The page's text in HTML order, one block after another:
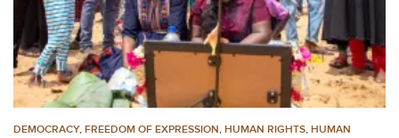
DEMOCRACY, FREEDOM OF EXPRESSION, HUMAN RIGHTS, HUMAN